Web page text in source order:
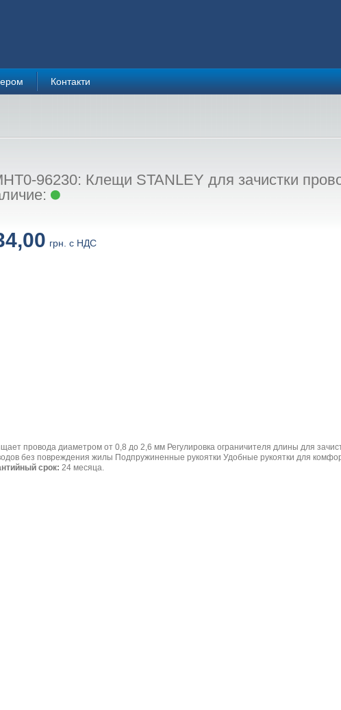
Контакти
96230: Клещи STANLEY для зачистки
грн. с НДС
провода диаметром от 0,8 до 2,6 мм Регулировка ограничителя длины для
без повреждения жилы Подпружиненные рукоятки Удобные рукоятки для
срок: 24 месяца.